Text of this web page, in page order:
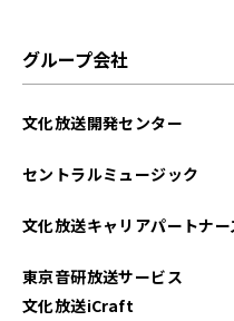
グループ会社
文化放送開発センター
セントラルミュージック
文化放送キャリアパートナー
東京音研放送サービス
文化放送iCraft